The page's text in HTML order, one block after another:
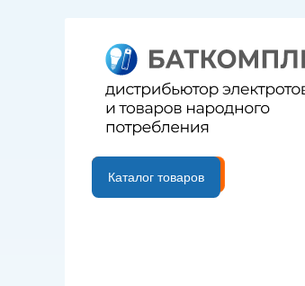
B2B портал
Каталог товаров